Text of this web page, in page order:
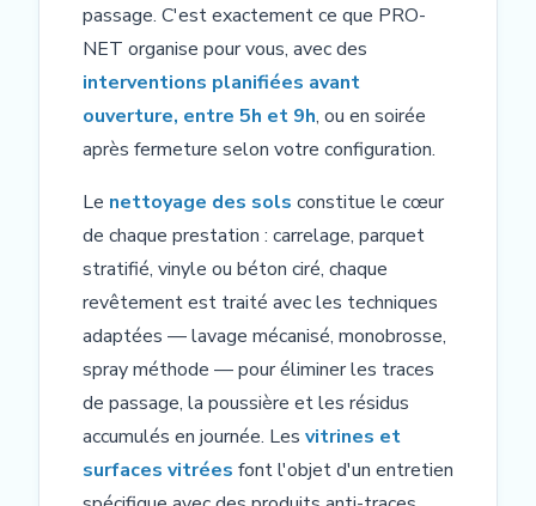
passage. C'est exactement ce que PRO-
NET organise pour vous, avec des
interventions planifiées avant
ouverture, entre 5h et 9h, ou en soirée
après fermeture selon votre configuration.
Le nettoyage des sols constitue le cœur
de chaque prestation : carrelage, parquet
stratifié, vinyle ou béton ciré, chaque
revêtement est traité avec les techniques
adaptées — lavage mécanisé, monobrosse,
spray méthode — pour éliminer les traces
de passage, la poussière et les résidus
accumulés en journée. Les vitrines et
surfaces vitrées font l'objet d'un entretien